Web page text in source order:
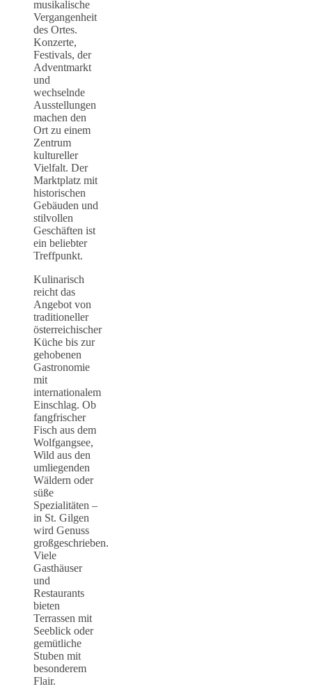
musikalische
Vergangenheit
des Ortes.
Konzerte,
Festivals, der
Adventmarkt
und
wechselnde
Ausstellungen
machen den
Ort zu einem
Zentrum
kultureller
Vielfalt. Der
Marktplatz mit
historischen
Gebäuden und
stilvollen
Geschäften ist
ein beliebter
Treffpunkt.
Kulinarisch
reicht das
Angebot von
traditioneller
österreichischer
Küche bis zur
gehobenen
Gastronomie
mit
internationalem
Einschlag. Ob
fangfrischer
Fisch aus dem
Wolfgangsee,
Wild aus den
umliegenden
Wäldern oder
süße
Spezialitäten –
in St. Gilgen
wird Genuss
großgeschrieben.
Viele
Gasthäuser
und
Restaurants
bieten
Terrassen mit
Seeblick oder
gemütliche
Stuben mit
besonderem
Flair.